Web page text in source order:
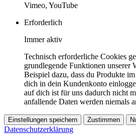
Vimeo, YouTube
Erforderlich
Immer aktiv
Technisch erforderliche Cookies
grundlegende Funktionen unserer
Beispiel dazu, dass du Produkte
dich in dein Kundenkonto
auf dich ist für uns dadurch nicht
anfallende Daten werden niemals
Einstellungen speichern Zustimmen
Datenschutzerklärung